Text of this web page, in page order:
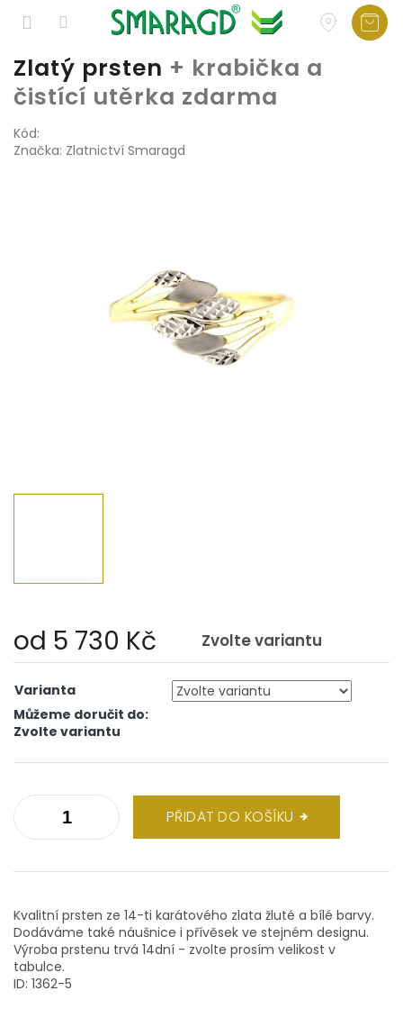
Přejít
na
obsah
Zlatý prsten + krabička a
čistící utěrka zdarma
Kód:
Značka: Zlatnictví Smaragd
od 5 730 Kč Zvolte variantu
cena:
Varianta
Můžeme doručit do:
Zvolte variantu
PŘIDAT DO KOŠÍKU
Kvalitní prsten ze 14-ti karátového zlata žluté a bílé barvy.
Dodáváme také náušnice i přívěsek ve stejném designu.
Výroba prstenu trvá 14dní - zvolte prosím velikost v
tabulce.
ID: 1362-5